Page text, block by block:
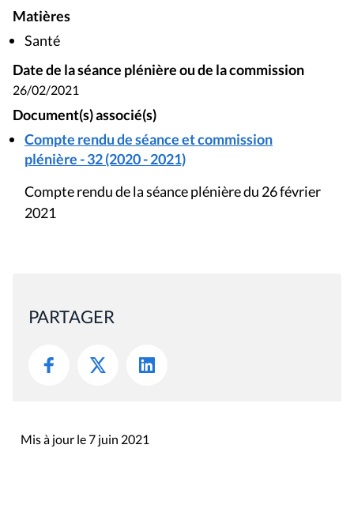
Matières
Santé
Date de la séance plénière ou de la commission
26/02/2021
Document(s) associé(s)
Compte rendu de séance et commission
plénière - 32 (2020 - 2021)
Compte rendu de la séance plénière du 26 février
2021
PARTAGER
Mis à jour le 7 juin 2021